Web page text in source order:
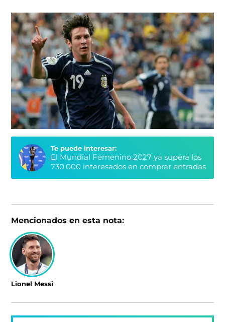
Te puede interesar:
El Mundial Femenino 2027 ya supera los
730.000 interesados en comprar entradas
Mencionados en esta nota:
Lionel Messi